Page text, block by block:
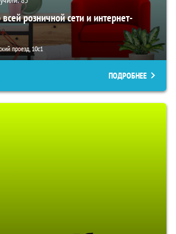
розничной сети и интернет-
проезд, 10с1
ПОДРОБНЕЕ